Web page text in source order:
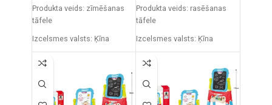
Produkta veids: zīmēšanas
tāfele
Izcelsmes valsts: Ķīna
35 cm
Produkta izmēri: 33,5 x 32 x
54,5 cm
Produkta veids: rasēšanas
tāfele
Izcelsmes valsts: Ķīna
55 cm
Produkta izmēri: 86 x 53 x 45